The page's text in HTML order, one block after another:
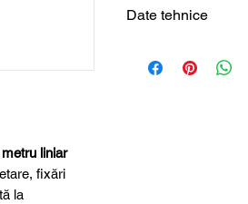
liniar
fixări
la
Date tehnice
Tip produs